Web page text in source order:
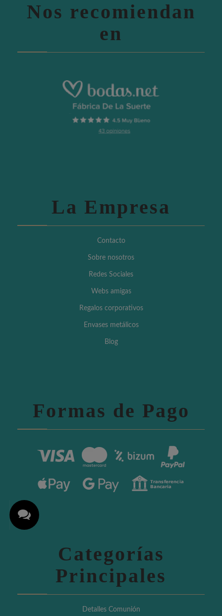
Nos recomiendan
en
La Empresa
Contacto
Sobre nosotros
Redes Sociales
Webs amigas
Regalos corporativos
Envases metálicos
Blog
Formas de Pago
Categorías
Principales
Detalles Comunión